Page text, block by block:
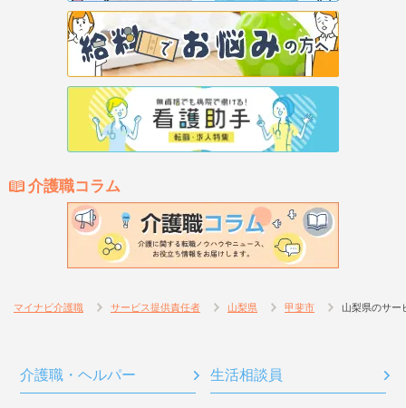
介護職コラム
マイナビ介護職 サービス提供責任者 山梨県 甲斐市 山梨県のサー
介護職・ヘルパー 生活相談員